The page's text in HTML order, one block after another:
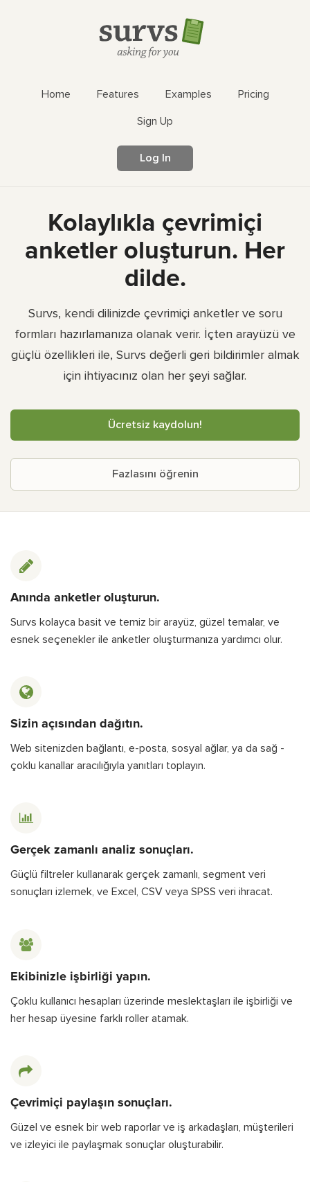
Home Features Examples
Pricing
Sign Up
Log In
Kolaylıkla çevrimiçi
anketler oluşturun. Her
dilde.
Survs, kendi dilinizde çevrimiçi anketler ve soru
formları hazırlamanıza olanak verir. İçten arayüzü ve
güçlü özellikleri ile, Survs değerli geri bildirimler almak
için ihtiyacınız olan her şeyi sağlar.
Ücretsiz kaydolun!
Fazlasını öğrenin
Anında anketler oluşturun.
Survs kolayca basit ve temiz bir arayüz, güzel temalar, ve
esnek seçenekler ile anketler oluşturmanıza yardımcı olur.
Sizin açısından dağıtın.
Web sitenizden bağlantı, e-posta, sosyal ağlar, ya da sağ -
çoklu kanallar aracılığıyla yanıtları toplayın.
Gerçek zamanlı analiz sonuçları.
Güçlü filtreler kullanarak gerçek zamanlı, segment veri
sonuçları izlemek, ve Excel, CSV veya SPSS veri ihracat.
Ekibinizle işbirliği yapın.
Çoklu kullanıcı hesapları üzerinde meslektaşları ile işbirliği ve
her hesap üyesine farklı roller atamak.
Çevrimiçi paylaşın sonuçları.
Güzel ve esnek bir web raporlar ve iş arkadaşları, müşterileri
ve izleyici ile paylaşmak sonuçlar oluşturabilir.